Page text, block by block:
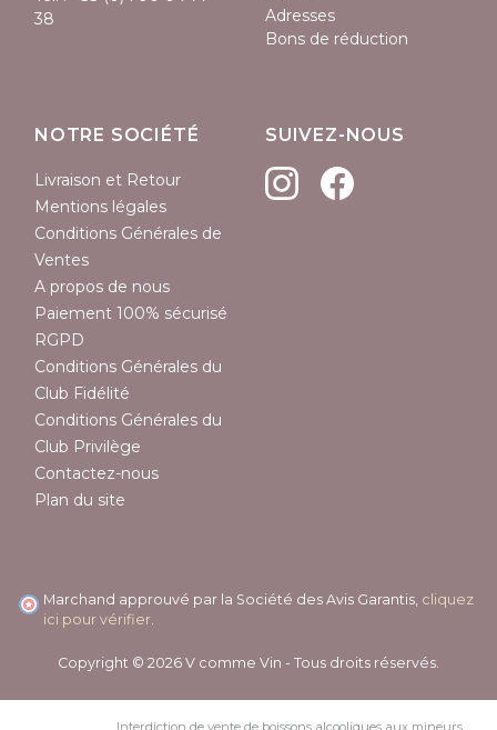
38
Adresses
Bons de réduction
NOTRE SOCIÉTÉ
Livraison et Retour
Mentions légales
Conditions Générales de
Ventes
A propos de nous
Paiement 100% sécurisé
RGPD
Conditions Générales du
Club Fidélité
Conditions Générales du
Club Privilège
Contactez-nous
Plan du site
SUIVEZ-NOUS
Marchand approuvé par la Société des Avis Garantis, cliquez
ici pour vérifier.
Copyright © 2026 V comme Vin - Tous droits réservés.